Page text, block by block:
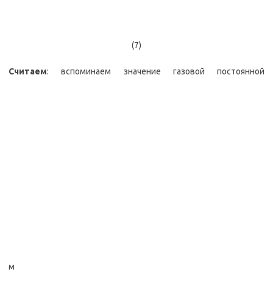
(7)
Считаем: вспоминаем значение газовой постоянной
м